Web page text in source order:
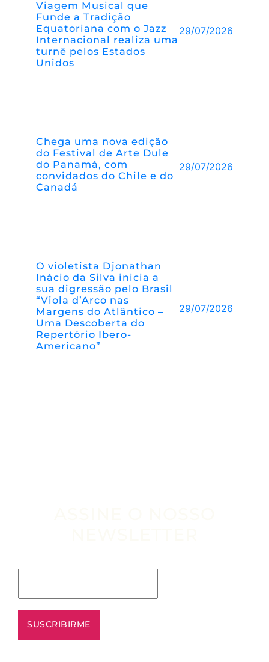
Viagem Musical que
Funde a Tradição
Equatoriana com o Jazz
Internacional realiza uma
turnê pelos Estados
Unidos
29/07/2026
Chega uma nova edição
do Festival de Arte Dule
do Panamá, com
convidados do Chile e do
Canadá
29/07/2026
O violetista Djonathan
Inácio da Silva inicia a
sua digressão pelo Brasil
“Viola d’Arco nas
Margens do Atlântico –
Uma Descoberta do
Repertório Ibero-
Americano”
29/07/2026